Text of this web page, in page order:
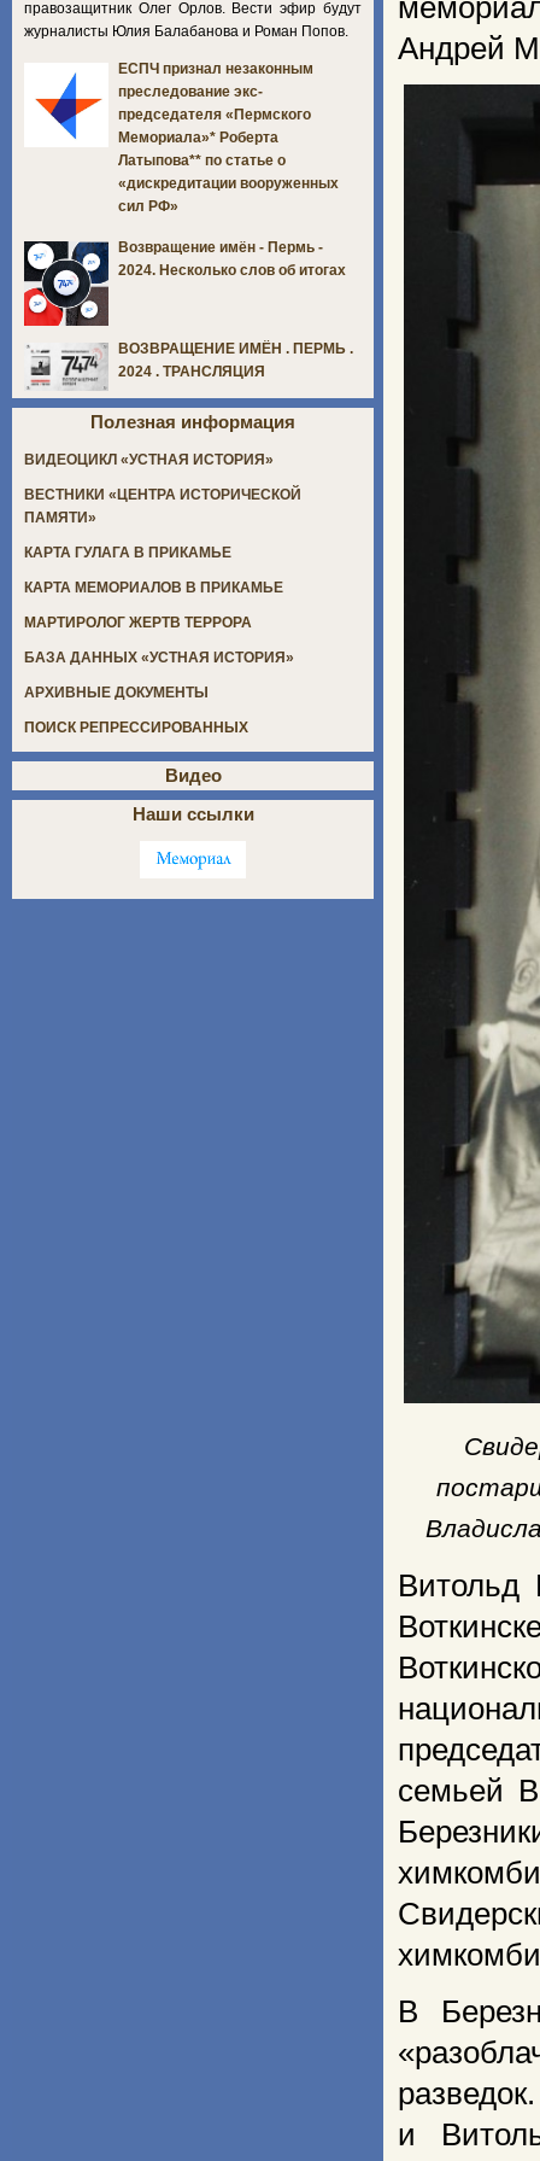
Андрей
Витольд
семьей
В
и
правозащитник Олег Орлов. Вести эфир будут
журналисты Юлия Балабанова и Роман Попов.
ЕСПЧ признал незаконным
преследование экс-
председателя «Пермского
Мемориала»* Роберта
Латыпова** по статье о
«дискредитации вооруженных
сил РФ»
Возвращение имён - Пермь -
2024. Несколько слов об итогах
ВОЗВРАЩЕНИЕ ИМЁН . ПЕРМЬ .
2024 . ТРАНСЛЯЦИЯ
Полезная информация
ВИДЕОЦИКЛ «УСТНАЯ ИСТОРИЯ»
ВЕСТНИКИ «ЦЕНТРА ИСТОРИЧЕСКОЙ
ПАМЯТИ»
КАРТА ГУЛАГА В ПРИКАМЬЕ
КАРТА МЕМОРИАЛОВ В ПРИКАМЬЕ
МАРТИРОЛОГ ЖЕРТВ ТЕРРОРА
БАЗА ДАННЫХ «УСТНАЯ ИСТОРИЯ»
АРХИВНЫЕ ДОКУМЕНТЫ
ПОИСК РЕПРЕССИРОВАННЫХ
Видео
Наши ссылки